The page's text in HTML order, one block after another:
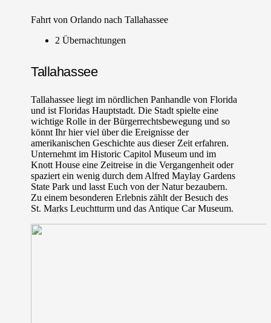
Fahrt von Orlando nach Tallahassee
2 Übernachtungen
Tallahassee
Tallahassee liegt im nördlichen Panhandle von Florida
und ist Floridas Hauptstadt. Die Stadt spielte eine
wichtige Rolle in der Bürgerrechtsbewegung und so
könnt Ihr hier viel über die Ereignisse der
amerikanischen Geschichte aus dieser Zeit erfahren.
Unternehmt im Historic Capitol Museum und im
Knott House eine Zeitreise in die Vergangenheit oder
spaziert ein wenig durch dem Alfred Maylay Gardens
State Park und lasst Euch von der Natur bezaubern.
Zu einem besonderen Erlebnis zählt der Besuch des
St. Marks Leuchtturm und das Antique Car Museum.